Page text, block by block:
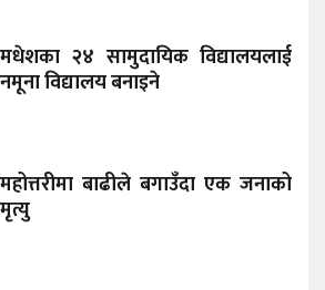
मधेशका २४ सामुदायिक विद्यालयलाई
नमूना विद्यालय बनाइने
महोत्तरीमा बाढीले बगाउँदा एक जनाको
मृत्यु